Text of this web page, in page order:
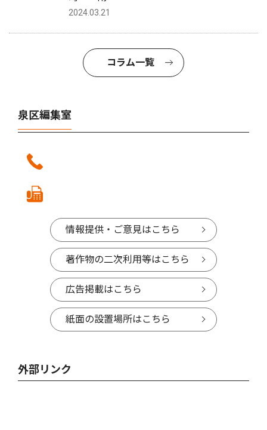
2024.03.21
コラム一覧
泉区編集室
情報提供・ご意見はこちら
著作物の二次利用等はこちら
広告掲載はこちら
紙面の設置場所はこちら
外部リンク